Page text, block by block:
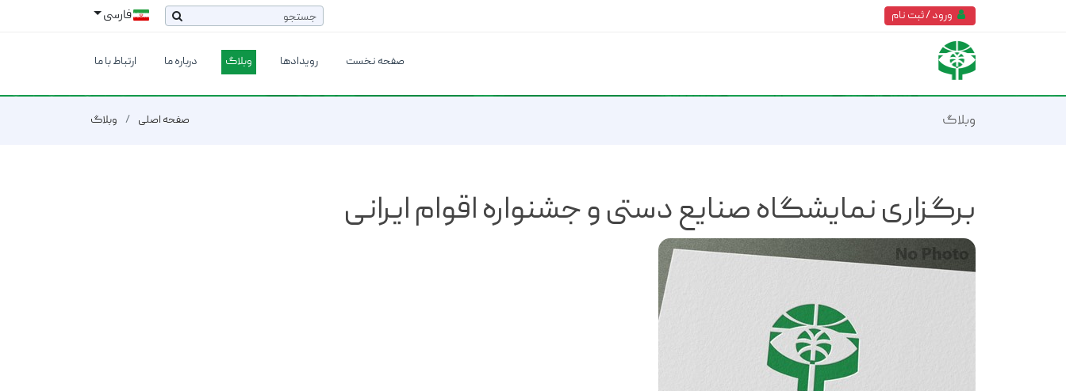
ورود / ثبت نام فارسی
صفحه نخست رویدادها وبلاگ درباره ما ارتباط با ما
وبلاگ صفحه اصلی وبلاگ
برگزاری نمایشگاه صنایع دستی و جشنواره اقوام ایرانی